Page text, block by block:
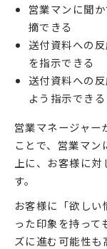
営業マンに聞
摘できる
送付資料への
を指示できる
送付資料への
よう指示できる
営業マネージャー
ことで、営業マン
上に、お客様に
す。
お客様に「欲し
った印象を持って
ズに進む可能性も